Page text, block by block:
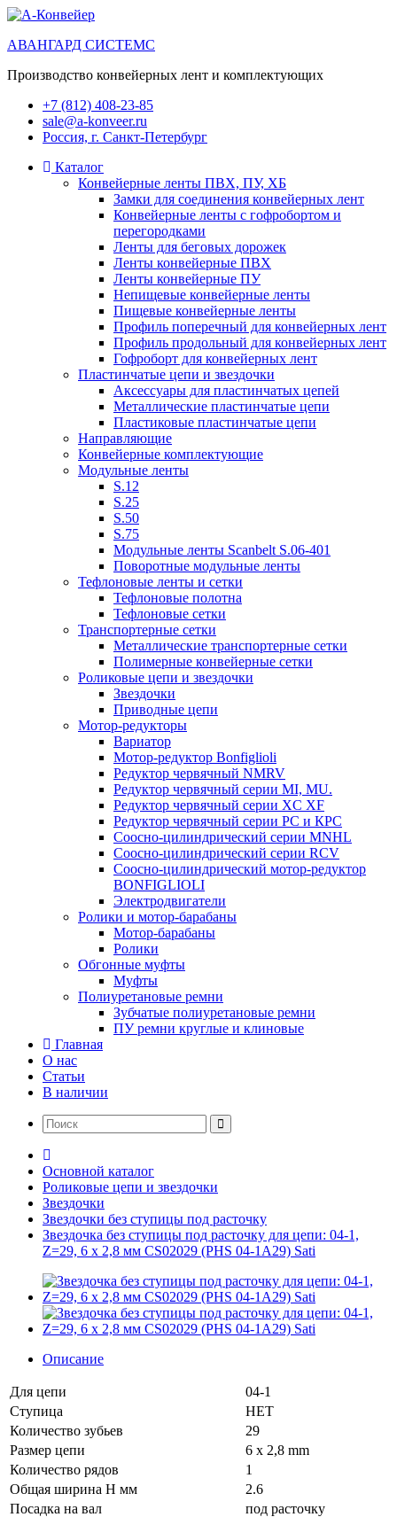
АВАНГАРД СИСТЕМС
Производство конвейерных лент и комплектующих
+7 (812) 408-23-85
sale@a-konveer.ru
Россия, г. Санкт-Петербург
Каталог
Конвейерные ленты ПВХ, ПУ, ХБ
Замки для соединения конвейерных лент
Конвейерные ленты с гофробортом и
перегородками
Ленты для беговых дорожек
Ленты конвейерные ПВХ
Ленты конвейерные ПУ
Непищевые конвейерные ленты
Пищевые конвейерные ленты
Профиль поперечный для конвейерных лент
Профиль продольный для конвейерных лент
Гофроборт для конвейерных лент
Пластинчатые цепи и звездочки
Аксессуары для пластинчатых цепей
Металлические пластинчатые цепи
Пластиковые пластинчатые цепи
Направляющие
Конвейерные комплектующие
Модульные ленты
S.12
S.25
S.50
S.75
Модульные ленты Scanbelt S.06-401
Поворотные модульные ленты
Тефлоновые ленты и сетки
Тефлоновые полотна
Тефлоновые сетки
Транспортерные сетки
Металлические транспортерные сетки
Полимерные конвейерные сетки
Роликовые цепи и звездочки
Звездочки
Приводные цепи
Мотор-редукторы
Вариатор
Мотор-редуктор Bonfiglioli
Редуктор червячный NMRV
Редуктор червячный серии MI, MU.
Редуктор червячный серии XC XF
Редуктор червячный серии РС и КРС
Соосно-цилиндрический серии MNHL
Соосно-цилиндрический серии RCV
Соосно-цилиндрический мотор-редуктор
BONFIGLIOLI
Электродвигатели
Ролики и мотор-барабаны
Мотор-барабаны
Ролики
Обгонные муфты
Муфты
Полиуретановые ремни
Зубчатые полиуретановые ремни
ПУ ремни круглые и клиновые
Главная
О нас
Статьи
В наличии
Основной каталог
Роликовые цепи и звездочки
Звездочки
Звездочки без ступицы под расточку
Звездочка без ступицы под расточку для цепи: 04-1,
Z=29, 6 x 2,8 мм CS02029 (PHS 04-1A29) Sati
Описание
Для цепи
04-1
Ступица
НЕТ
Количество зубьев
29
Размер цепи
6 x 2,8 mm
Количество рядов
1
Общая ширина H мм
2.6
Посадка на вал
под расточку